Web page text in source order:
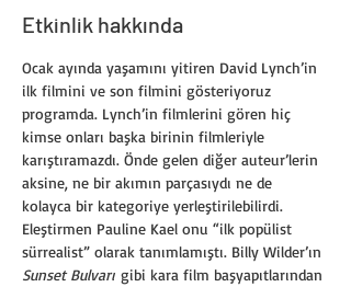
Etkinlik hakkında
Ocak ayında yaşamını yitiren David Lynch’in
ilk filmini ve son filmini gösteriyoruz
programda. Lynch’in filmlerini gören hiç
kimse onları başka birinin filmleriyle
karıştıramazdı. Önde gelen diğer auteur’lerin
aksine, ne bir akımın parçasıydı ne de
kolayca bir kategoriye yerleştirilebilirdi.
Eleştirmen Pauline Kael onu “ilk popülist
sürrealist” olarak tanımlamıştı. Billy Wilder’ın
Sunset Bulvarı gibi kara film başyapıtlarından